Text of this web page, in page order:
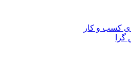
کسب و کار